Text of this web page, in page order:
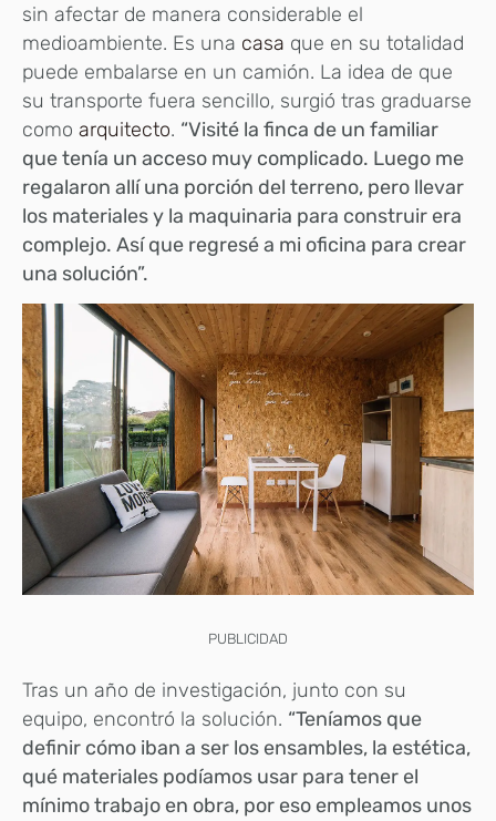
sin afectar de manera considerable el
medioambiente. Es una casa que en su totalidad
puede embalarse en un camión. La idea de que
su transporte fuera sencillo, surgió tras graduarse
como arquitecto. “Visité la finca de un familiar
que tenía un acceso muy complicado. Luego me
regalaron allí una porción del terreno, pero llevar
los materiales y la maquinaria para construir era
complejo. Así que regresé a mi oficina para crear
una solución”.
PUBLICIDAD
Tras un año de investigación, junto con su
equipo, encontró la solución. “Teníamos que
definir cómo iban a ser los ensambles, la estética,
qué materiales podíamos usar para tener el
mínimo trabajo en obra, por eso empleamos unos